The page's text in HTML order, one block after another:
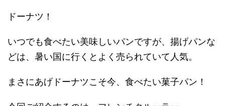
ドーナツ！
いつでも食べたい美味しいパンですが、揚げパンな
どは、暑い国に行くとよく売られていて人気。
まさにあげドーナツこそ今、食べたい菓子パン！